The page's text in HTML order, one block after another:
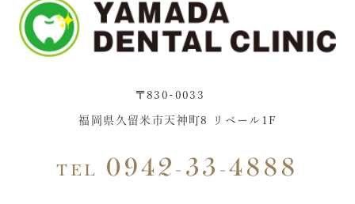
〒830-0033
福岡県久留米市天神町8 リベール1F
TEL 0942-33-4888